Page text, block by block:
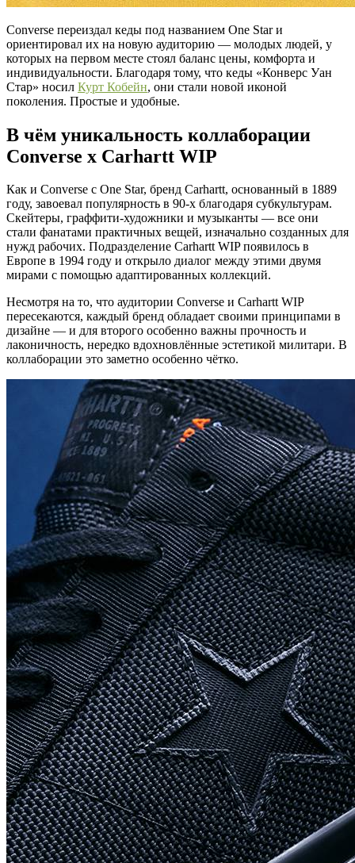
Converse переиздал кеды под названием One Star и
ориентировал их на новую аудиторию — молодых людей, у
которых на первом месте стоял баланс цены, комфорта и
индивидуальности. Благодаря тому, что кеды «Конверс Уан
Стар» носил Курт Кобейн, они стали новой иконой
поколения. Простые и удобные.
В чём уникальность коллаборации
Converse x Carhartt WIP
Как и Converse с One Star, бренд Carhartt, основанный в 1889
году, завоевал популярность в 90-х благодаря субкультурам.
Скейтеры, граффити-художники и музыканты — все они
стали фанатами практичных вещей, изначально созданных для
нужд рабочих. Подразделение Carhartt WIP появилось в
Европе в 1994 году и открыло диалог между этими двумя
мирами с помощью адаптированных коллекций.
Несмотря на то, что аудитории Converse и Carhartt WIP
пересекаются, каждый бренд обладает своими принципами в
дизайне — и для второго особенно важны прочность и
лаконичность, нередко вдохновлённые эстетикой милитари. В
коллаборации это заметно особенно чётко.